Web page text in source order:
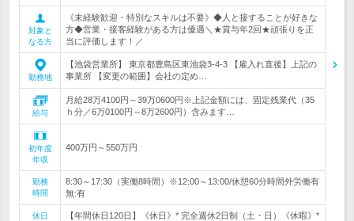
対象と
なる方
《未経験歓迎・特別なスキルは不要》◆人と接することが好きな
方◆営業・接客経験がある方は優遇＼★賞与年2回★頑張りを正
当に評価します！／
勤務地
【池袋営業所】 東京都豊島区東池袋3-4-3 【雇入れ直後】上記の
事業所 【変更の範囲】会社の定め…
給与
月給28万4100円～39万0600円※上記金額には、固定残業代（35
ｈ分／6万0100円～8万2600円）含みます…
初年度
年収
400万円～550万円
勤務
時間
8:30～17:30（実働8時間）※12:00～13:00/休憩60分時間外労働有
無:有
休日
【年間休日120日】《休日》* 完全週休2日制（土・日）《休暇》*